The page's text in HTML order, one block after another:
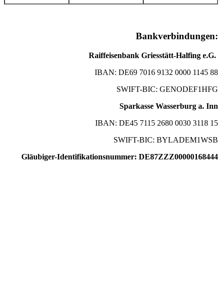
Bankverbindungen:
Raiffeisenbank Griesstätt-Halfing e.G.
IBAN: DE69 7016 9132 0000 1145 88
SWIFT-BIC: GENODEF1HFG
Sparkasse Wasserburg a. Inn
IBAN: DE45 7115 2680 0030 3118 15
SWIFT-BIC: BYLADEM1WSB
Gläubiger-Identifikationsnummer: DE87ZZZ00000168444